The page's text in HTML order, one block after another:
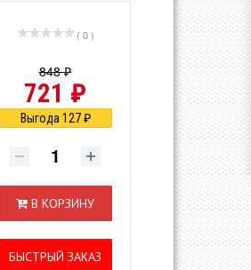
( 0 )
848 ₽
721 ₽
Выгода 127 ₽
В КОРЗИНУ
БЫСТРЫЙ ЗАКАЗ